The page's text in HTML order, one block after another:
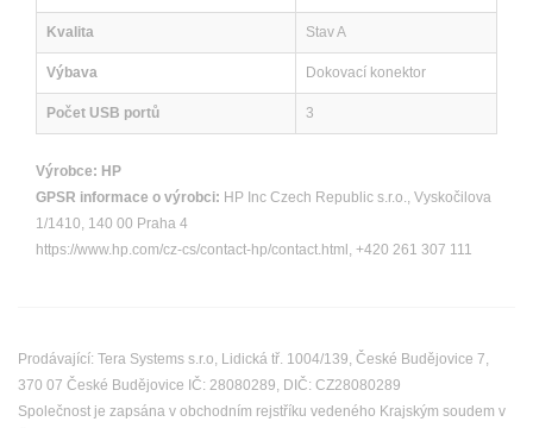
Kvalita Stav A
Výbava Dokovací konektor
Počet USB portů 3
Výrobce: HP
GPSR informace o výrobci: HP Inc Czech Republic s.r.o., Vyskočilova
1/1410, 140 00 Praha 4
https://www.hp.com/cz-cs/contact-hp/contact.html, +420 261 307 111
Prodávající: Tera Systems s.r.o, Lidická tř. 1004/139, České Budějovice 7,
370 07 České Budějovice IČ: 28080289, DIČ: CZ28080289
Společnost je zapsána v obchodním rejstříku vedeného Krajským soudem v